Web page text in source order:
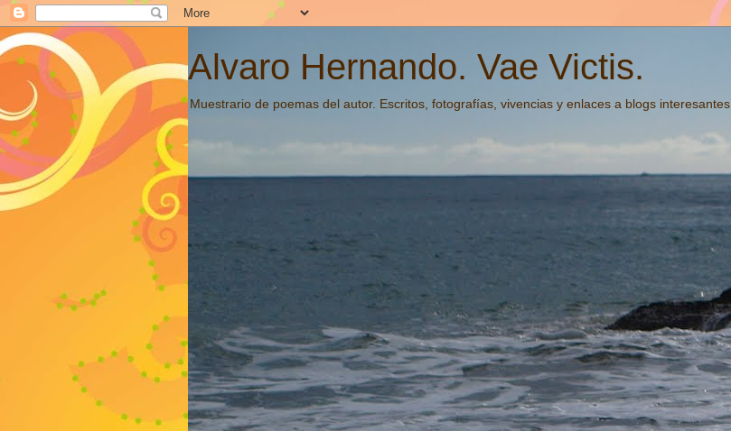
Alvaro Hernando. Vae Victis.
Muestrario de poemas del autor. Escritos, fotografías, vivencias y enlaces a blogs interesantes.